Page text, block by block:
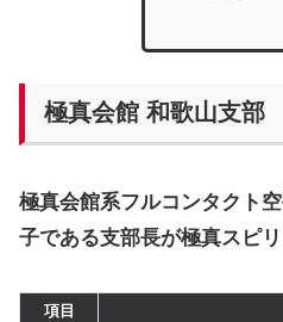
極真会館 和歌山支部
極真会館系フルコンタクト
子である支部長が極真スピ
項目